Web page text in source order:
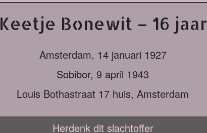
Keetje Bonewit – 16 jaar
Amsterdam, 14 januari 1927
Sobibor, 9 april 1943
Louis Bothastraat 17 huis, Amsterdam
Herdenk dit slachtoffer